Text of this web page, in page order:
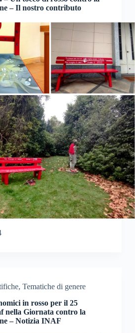
– Il nostro contributo
, Tematiche di genere
in rosso per il 25
nella Giornata contro la
– Notizia INAF